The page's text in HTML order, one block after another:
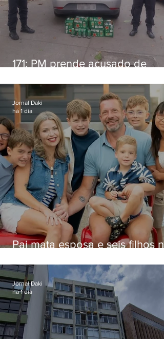
171: PM prende acusado de
Niterói
Pai mata esposa e seis filhos
Jornal Daki
há 1 dia
Jornal Daki
há 1 dia